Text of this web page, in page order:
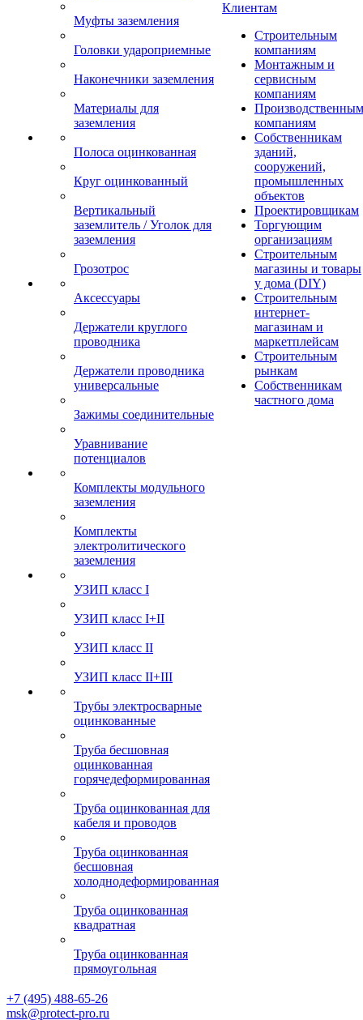
Муфты заземления
Головки удароприемные
Наконечники заземления
Материалы для
заземления
Полоса оцинкованная
Круг оцинкованный
Вертикальный
заземлитель / Уголок для
заземления
Грозотрос
Аксессуары
Держатели круглого
проводника
Держатели проводника
универсальные
Зажимы соединительные
Уравнивание
потенциалов
Комплекты модульного
заземления
Комплекты
электролитического
заземления
УЗИП класс I
УЗИП класс I+II
УЗИП класс II
УЗИП класс II+III
Трубы электросварные
оцинкованные
Труба бесшовная
оцинкованная
горячедеформированная
Труба оцинкованная для
кабеля и проводов
Труба оцинкованная
бесшовная
холоднодеформированная
Труба оцинкованная
квадратная
Труба оцинкованная
прямоугольная
Клиентам
Строительным
компаниям
Монтажным и
сервисным
компаниям
Производственным
компаниям
Собственникам
зданий,
сооружений,
промышленных
объектов
Проектировщикам
Торгующим
организациям
Строительным
магазины и товары
у дома (DIY)
Строительным
интернет-
магазинам и
маркетплейсам
Строительным
рынкам
Собственникам
частного дома
+7 (495) 488-65-26
msk@protect-pro.ru